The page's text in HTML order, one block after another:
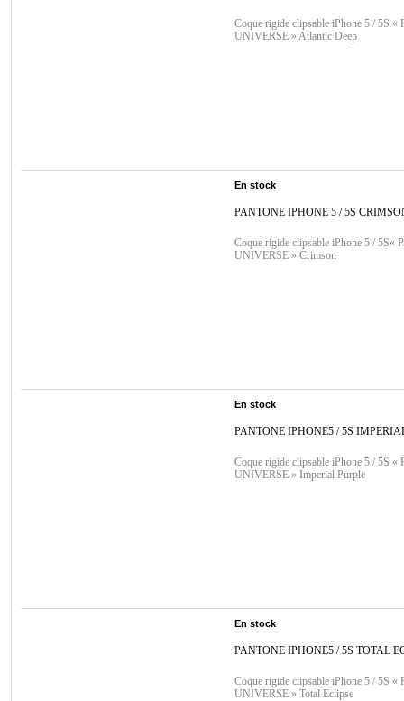
Coque rigide clipsable iPhone 5 / 5S «
UNIVERSE » Atlantic Deep
En stock
PANTONE IPHONE 5 / 5S
Coque rigide clipsable iPhone 5 / 5S«
UNIVERSE » Crimson
En stock
PANTONE IPHONE5 / 5S
Coque rigide clipsable iPhone 5 / 5S «
UNIVERSE » Imperial Purple
En stock
PANTONE IPHONE5 / 5S TOTAL
Coque rigide clipsable iPhone 5 / 5S «
UNIVERSE » Total Eclipse